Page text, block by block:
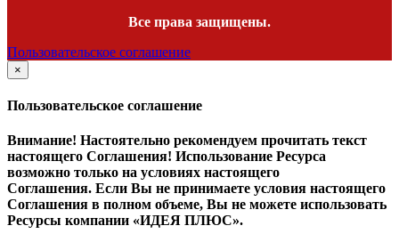
Все права защищены.
Пользовательское соглашение
×
закрыть
Пользовательское соглашение
Внимание! Настоятельно рекомендуем прочитать текст
настоящего Соглашения! Использование Ресурса
возможно только на условиях настоящего
Соглашения. Если Вы не принимаете условия настоящего
Соглашения в полном объеме, Вы не можете использовать
Ресурсы компании «ИДЕЯ ПЛЮС».